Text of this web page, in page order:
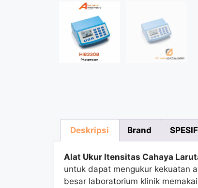
Deskripsi Brand
Alat Ukur Itensitas Cahaya
untuk dapat mengukur kekuatan
besar laboratorium klinik